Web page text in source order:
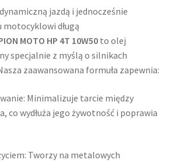
jazdą i jednocześnie
motocyklowi długą
MOTO HP 4T 10W50to olej
specjalnie z myślą o silnikach
zaawansowana formuła zapewnia:
Minimalizuje tarcie między
co wydłuża jego żywotność i poprawia
Tworzy na metalowych